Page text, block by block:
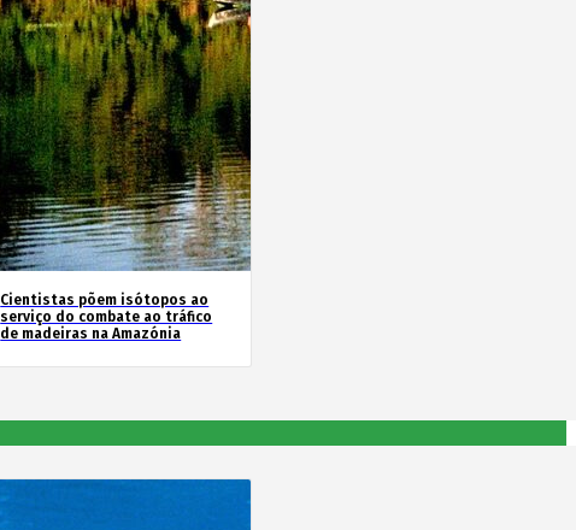
Cientistas põem isótopos ao
serviço do combate ao tráfico
de madeiras na Amazónia